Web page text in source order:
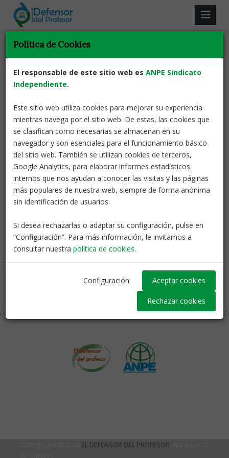
Todas las noticias
ANPE-EXTREMADURA 05 NOV, 2020
Día internacional contra la violencia y el
compromiso para erradicar esta lacra
En el Día internacional contra la violencia y el acoso
en la escuela, incluido el ciberacoso, ANPE reitera su
compromiso con la comunidad educativa para
erradicar esta lacra
Notas de prensa Defensor del profesor
|1|2| 3 |
EL DEFENSOR DEL PROFESOR
Política de Cookies
El responsable de este sitio web es ANPE Sindicato
Independiente.
Este sitio web utiliza cookies para mejorar su experiencia
mientras navega por el sitio web. De estas, las cookies que
se clasifican como necesarias se almacenan en su
navegador y son esenciales para el funcionamiento básico
del sitio web. También se utilizan cookies de terceros,
Google Analytics, para elaborar informes estadísticos
internos que nos ayudan a conocer las visitas y las páginas
más populares de nuestra web, siempre de forma anónima
sin identificación de usuarios.
Si desea rechazarlas o adaptar su configuración, pulse en
“Configuración”. Para más información, le invitamos a
consultar nuestra política de cookies.
Configuración Aceptar cookies
Rechazar cookies